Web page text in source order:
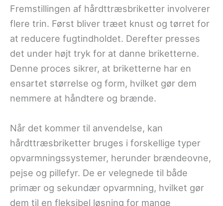
Fremstillingen af hårdttræsbriketter involverer
flere trin. Først bliver træet knust og tørret for
at reducere fugtindholdet. Derefter presses
det under højt tryk for at danne briketterne.
Denne proces sikrer, at briketterne har en
ensartet størrelse og form, hvilket gør dem
nemmere at håndtere og brænde.
Når det kommer til anvendelse, kan
hårdttræsbriketter bruges i forskellige typer
opvarmningssystemer, herunder brændeovne,
pejse og pillefyr. De er velegnede til både
primær og sekundær opvarmning, hvilket gør
dem til en fleksibel løsning for mange